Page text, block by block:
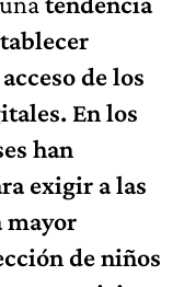
de los
En los
han
exigir a las
mayor
de niños